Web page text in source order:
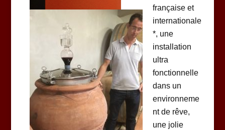
française et
internationale
*, une
installation
ultra
fonctionnelle
dans un
environneme
nt de rêve,
une jolie